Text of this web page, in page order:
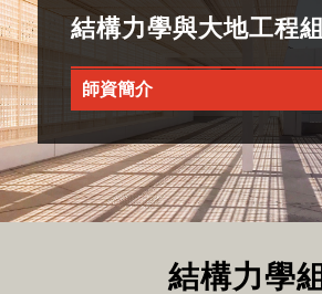
結構力學與大地工程組
師資簡介
結構力學組